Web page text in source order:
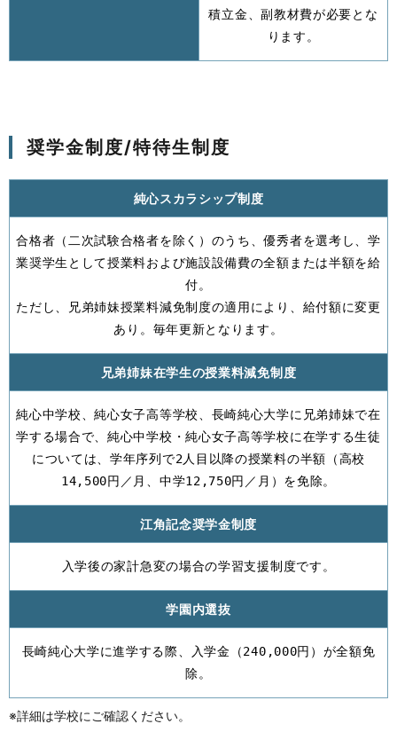
積立金、副教材費が必要とな
ります。
奨学金制度/特待生制度
純心スカラシップ制度
合格者（二次試験合格者を除く）のうち、優秀者を選考し、学
業奨学生として授業料および施設設備費の全額または半額を給
付。
ただし、兄弟姉妹授業料減免制度の適用により、給付額に変更
あり。毎年更新となります。
兄弟姉妹在学生の授業料減免制度
純心中学校、純心女子高等学校、長崎純心大学に兄弟姉妹で在
学する場合で、純心中学校・純心女子高等学校に在学する生徒
については、学年序列で2人目以降の授業料の半額（高校
14,500円／月、中学12,750円／月）を免除。
江角記念奨学金制度
入学後の家計急変の場合の学習支援制度です。
学園内選抜
長崎純心大学に進学する際、入学金（240,000円）が全額免
除。
※詳細は学校にご確認ください。